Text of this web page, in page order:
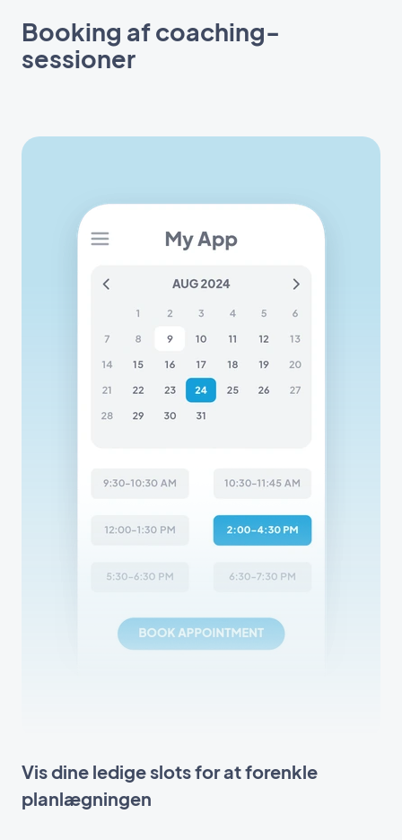
Booking af coaching-
sessioner
Vis dine ledige slots for at forenkle
planlægningen